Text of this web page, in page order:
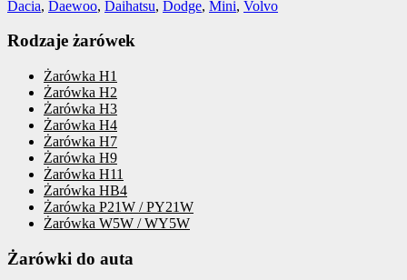
Dacia, Daewoo, Daihatsu, Dodge, Mini, Volvo
Rodzaje żarówek
Żarówka H1
Żarówka H2
Żarówka H3
Żarówka H4
Żarówka H7
Żarówka H9
Żarówka H11
Żarówka HB4
Żarówka P21W / PY21W
Żarówka W5W / WY5W
Żarówki do auta